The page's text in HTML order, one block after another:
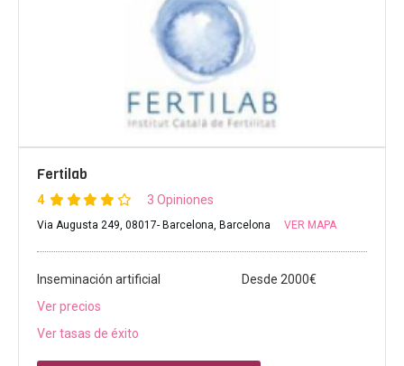
Fertilab
4 3 Opiniones
Via Augusta 249, 08017- Barcelona, Barcelona VER MAPA
Inseminación artificial
Desde 2000€
Ver precios
Ver tasas de éxito